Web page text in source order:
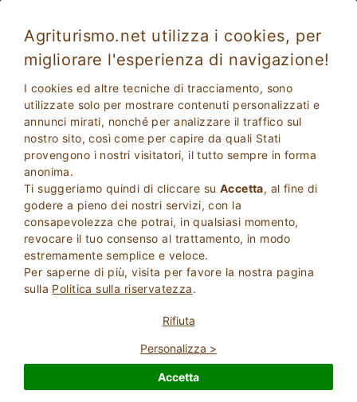
Agriturismo.net utilizza i cookies, per
migliorare l'esperienza di navigazione!
I cookies ed altre tecniche di tracciamento, sono
utilizzate solo per mostrare contenuti personalizzati e
annunci mirati, nonché per analizzare il traffico sul
nostro sito, così come per capire da quali Stati
provengono i nostri visitatori, il tutto sempre in forma
anonima.
Ti suggeriamo quindi di cliccare su Accetta, al fine di
godere a pieno dei nostri servizi, con la
consapevolezza che potrai, in qualsiasi momento,
revocare il tuo consenso al trattamento, in modo
estremamente semplice e veloce.
Per saperne di più, visita per favore la nostra pagina
sulla Politica sulla riservatezza.
Rifiuta
Personalizza >
Accetta
Città di Castello 540
Perugia, Città di Castello (Mappa) 27 Posti Letto
CHIEDI AL PROPRIETARIO PRENOTA
Ottimo
8.2
Maggiori Informazioni